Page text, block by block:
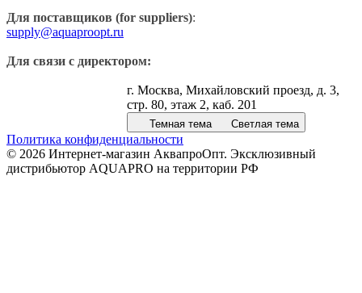
Для поставщиков (for suppliers):
supply@aquaproopt.ru
Для связи с директором:
г. Москва, Михайловский проезд, д. 3,
стр. 80, этаж 2, каб. 201
Темная тема Светлая тема
Политика конфиденциальности
© 2026 Интернет-магазин АквапроОпт. Эксклюзивный
дистрибьютор AQUAPRO на территории РФ